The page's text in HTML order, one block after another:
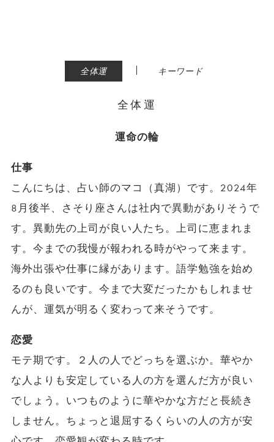
全体運 | キーワード
全体運
運命の輪
仕事
こんにちは、占い師のマコ（真湖）です。2024年
8月後半、さそり座さんは社内で異動がありそうで
す。異動先の上司が良い人たち。上司に恵まれま
す。今までの我慢が報われる時がやって来ます。
海外出張や仕事に縁があります。語学勉強を始め
るのも良いです。今まで大変だったかもしれませ
んが、運気が明るく変わって来そうです。
恋愛
モテ期です。２人の人でどっちを選ぶか。華やか
な人よりも安定している人の方を選んだ方が良い
でしょう。いつものように華やかな方だと長続き
しません。ちょっと退屈するくらいの人の方が安